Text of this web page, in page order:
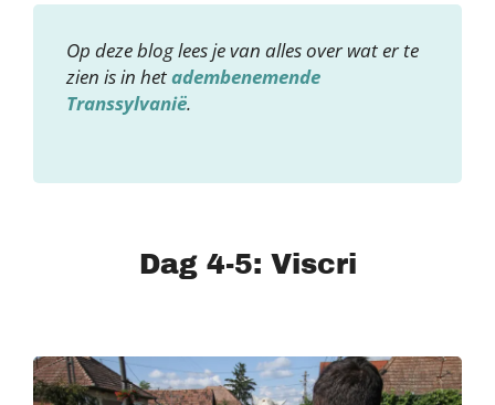
Op deze blog lees je van alles over wat er te
zien is in hetadembenemende
Transsylvanië.
Dag 4-5: Viscri